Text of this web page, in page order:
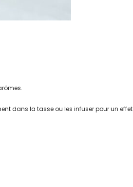
dans la tasse ou les infuser pour un effet